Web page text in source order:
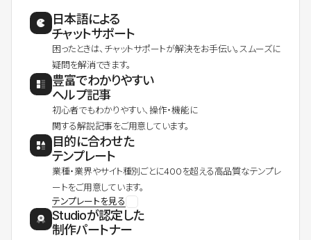
日本語による
チャットサポート
困ったときは、チャットサポートが解決をお手伝い。スムーズに
疑問を解消できます。
豊富でわかりやすい
ヘルプ記事
初心者でもわかりやすい、操作・機能に
関する解説記事をご用意しています。
目的に合わせた
テンプレート
業種・業界やサイト種別ごとに400を超える高品質なテンプレ
ートをご用意しています。
テンプレートを見る
Studioが認定した
制作パートナー